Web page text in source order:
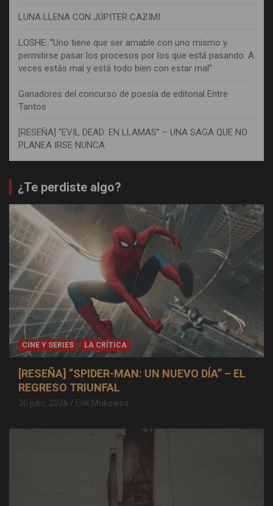
LUNA LLENA CON JÚPITER CAZIMI
LOSHE: “Uno tiene que ser amable con uno mismo y
permitirse pasar los procesos por los que está pasando. A
veces estás mal y está todo bien con estar mal”
Ganadores del concurso de poesía de editorial Entre
Tantos
[RESEÑA] “EVIL DEAD: EN LLAMAS” – UNA SAGA QUE NO
PLANEA IRSE NUNCA
¿Te perdiste algo?
CINE Y SERIES LA CRÍTICA
[RESEÑA] “SPIDER-MAN: UN NUEVO DÍA” – EL
REGRESO TRIUNFAL
30 julio, 2026 Erik Mukowoz